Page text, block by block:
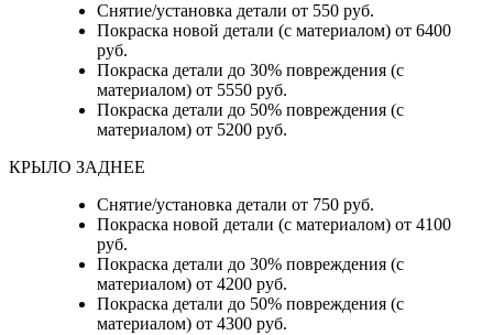
Снятие/установка детали от 550 руб.
Покраска новой детали (с материалом) от 6400
руб.
Покраска детали до 30% повреждения (с
материалом) от 5550 руб.
Покраска детали до 50% повреждения (с
материалом) от 5200 руб.
КРЫЛО ЗАДНЕЕ
Снятие/установка детали от 750 руб.
Покраска новой детали (с материалом) от 4100
руб.
Покраска детали до 30% повреждения (с
материалом) от 4200 руб.
Покраска детали до 50% повреждения (с
материалом) от 4300 руб.